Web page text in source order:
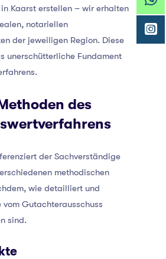
Kaarst erstellen – wir erhalten
notariellen
der jeweiligen Region. Diese
unerschütterliche Fundament
des
der Sachverständige
methodischen
wie detailliert und
Gutachterausschuss
sind.